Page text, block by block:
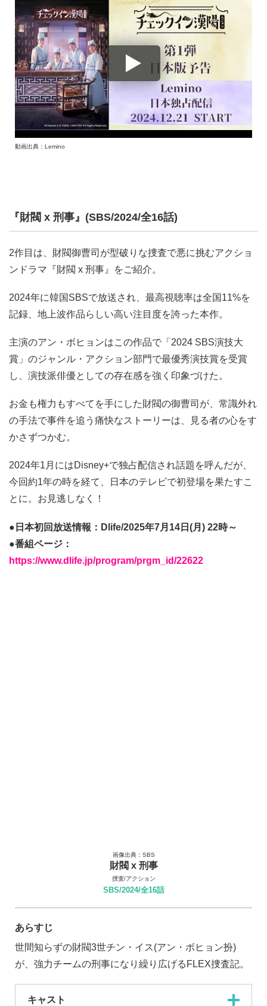
動画出典：Lemino
『財閥 x 刑事』(SBS/2024/全16話)
2作目は、財閥御曹司が型破りな捜査で悪に挑むアクショ
ンドラマ『財閥 x 刑事』をご紹介。
2024年に韓国SBSで放送され、最高視聴率は全国11%を
記録、地上波作品らしい高い注目度を誇った本作。
主演のアン・ボヒョンはこの作品で「2024 SBS演技大
賞」のジャンル・アクション部門で最優秀演技賞を受賞
し、演技派俳優としての存在感を強く印象づけた。
お金も権力もすべてを手にした財閥の御曹司が、常識外れ
の手法で事件を追う痛快なストーリーは、見る者の心をす
かさずつかむ。
2024年1月にはDisney+で独占配信され話題を呼んだが、
今回約1年の時を経て、日本のテレビで初登場を果たすこ
とに。お見逃しなく！
●日本初回放送情報：Dlife/2025年7月14日(月) 22時～
●番組ページ：
https://www.dlife.jp/program/prgm_id/22622
画像出典：SBS
財閥 x 刑事
捜査/アクション
SBS/2024/全16話
あらすじ
世間知らずの財閥3世チン・イス(アン・ボヒョン扮)
が、強力チームの刑事になり繰り広げるFLEX捜査記。
キャスト